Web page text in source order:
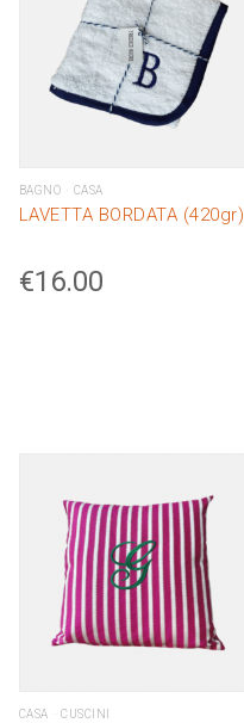
BAGNO CASA
LAVETTA BORDATA (420gr)
€16.00
CASA CUSCINI